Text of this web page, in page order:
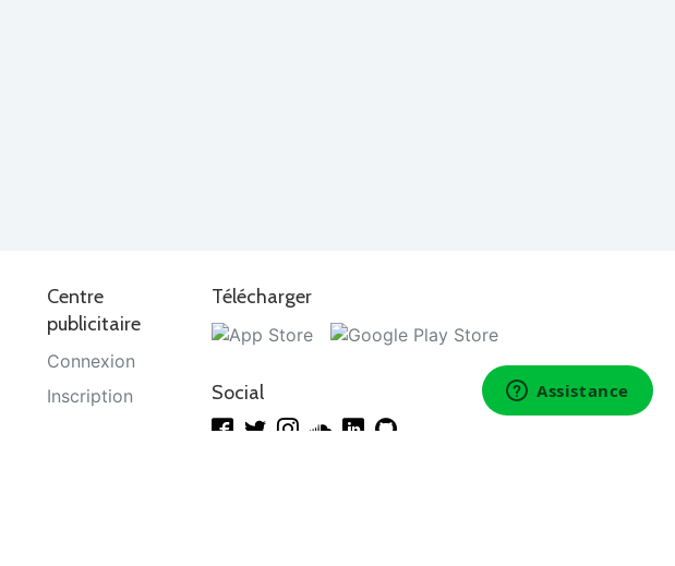
Centre
publicitaire
Connexion
Inscription
Télécharger
Social